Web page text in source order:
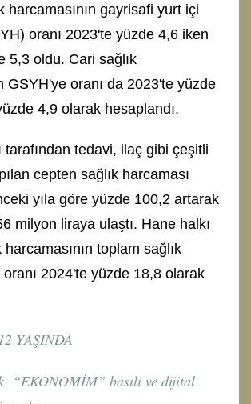
harcamasının gayrisafi yurt içi
oranı 2023'te yüzde 4,6 iken
5,3 oldu. Cari sağlık
GSYH'ye oranı da 2023'te yüzde
4,9 olarak hesaplandı.
tarafından tedavi, ilaç gibi çeşitli
cepten sağlık harcaması
yıla göre yüzde 100,2 artarak
milyon liraya ulaştı. Hane halkı
toplam sağlık
oranı 2024'te yüzde 18,8 olarak
YAŞINDA
“EKONOMİM” basılı ve dijital